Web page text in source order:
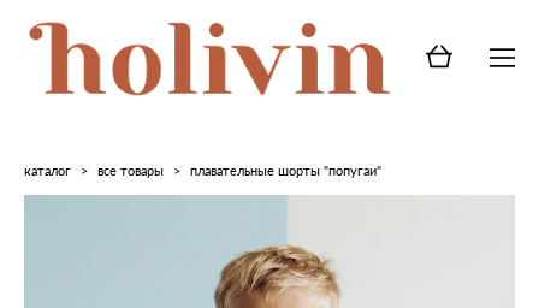
каталог > все товары > плавательные шорты "попугаи"